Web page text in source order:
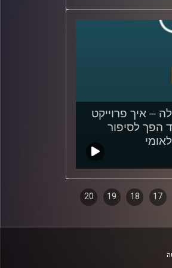
– איך פרוייקט
הפך לסיפור
17
18
19
20